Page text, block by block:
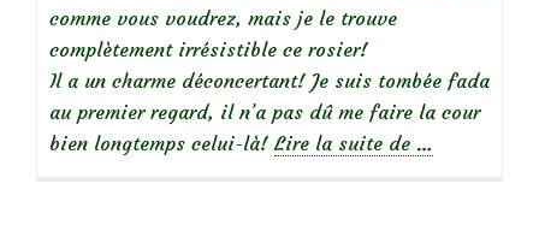
comme vous voudrez, mais je le trouve
complètement irrésistible ce rosier!
Il a un charme déconcertant! Je suis tombée fada
au premier regard, il n’a pas dû me faire la cour
bien longtemps celui-là! Lire la suite de à
…